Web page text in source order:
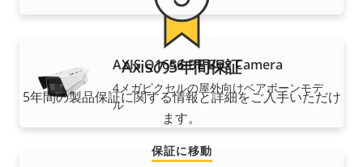
AXIS Q1656-BE Box Camera
4メガピクセルの屋外向けベアボーンモデ
ル
Axisの5年間保証
5年間の製品保証に関する情報と詳細をご入手いただけ
ます。
保証に移動